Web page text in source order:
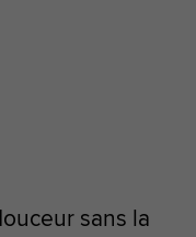
sans la